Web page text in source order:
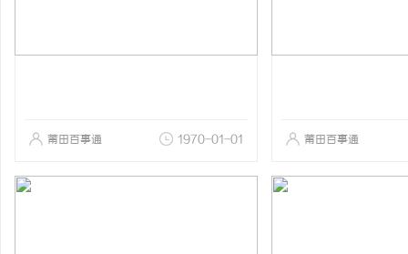
莆田百事通 1970-01-01 莆田百事通